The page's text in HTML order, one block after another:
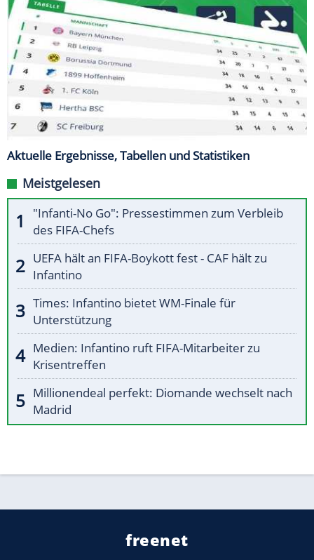
Aktuelle Ergebnisse, Tabellen und Statistiken
Meistgelesen
"Infanti-No Go": Pressestimmen zum Verbleib
des FIFA-Chefs
UEFA hält an FIFA-Boykott fest - CAF hält zu
Infantino
Times: Infantino bietet WM-Finale für
Unterstützung
Medien: Infantino ruft FIFA-Mitarbeiter zu
Krisentreffen
Millionendeal perfekt: Diomande wechselt nach
Madrid
freenet